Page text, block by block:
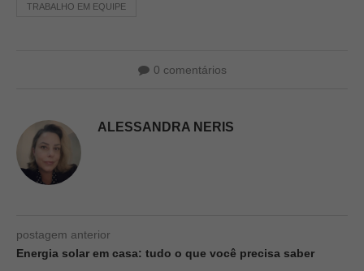
TRABALHO EM EQUIPE
0 comentários
ALESSANDRA NERIS
postagem anterior
Energia solar em casa: tudo o que você precisa saber